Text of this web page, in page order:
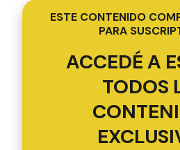
ESTE CONTENIDO
PARA
ACCEDÉ A
TODOS